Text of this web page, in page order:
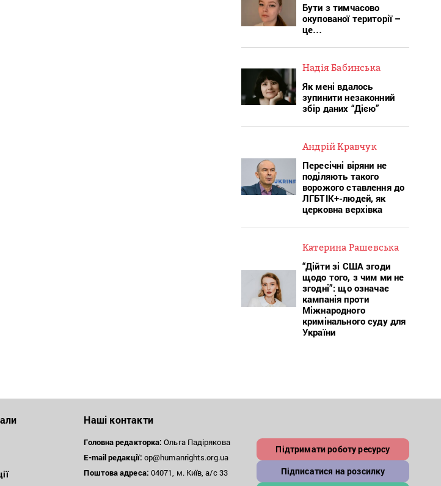
Бути з тимчасово
окупованої території –
це…
Надія Бабинська
Як мені вдалось
зупинити незаконний
збір даних “Дією”
Андрій Кравчук
Пересічні віряни не
поділяють такого
ворожого ставлення до
ЛГБТІК+-людей, як
церковна верхівка
Катерина Рашевська
“Дійти зі США згоди
щодо того, з чим ми не
згодні”: що означає
кампанія проти
Міжнародного
кримінального суду для
України
Наші контакти
Головна редакторка: Ольга Падірякова
E-mail редакції: op@humanrights.org.ua
Поштоваадреса: 04071, м. Київ, а/с 33
Підтримати роботу ресурсу
Підписатися на розсилку